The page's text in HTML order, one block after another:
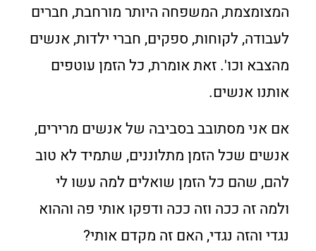
המצומצמת, המשפחה היותר מורחבת, חברים
לעבודה, לקוחות, ספקים, חברי ילדות, אנשים
מהצבא וכו'. זאת אומרת, כל הזמן עוטפים
אותנו אנשים.
אם אני מסתובב בסביבה של אנשים מרירים,
אנשים שכל הזמן מתלוננים, שתמיד לא טוב
להם, שהם כל הזמן שואלים למה עשו לי
ולמה זה ככה וזה ככה ודפקו אותי פה וההוא
נגדי והזה נגדי, האם זה מקדם אותי?